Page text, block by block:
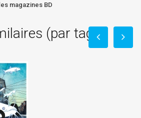
magazines BD
(par tag)